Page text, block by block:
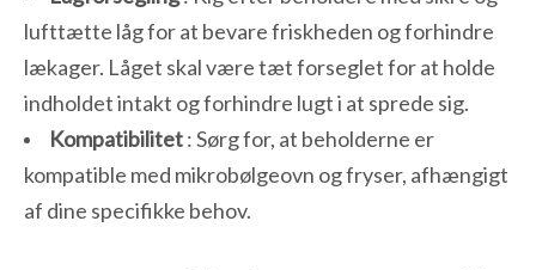
lufttætte låg for at bevare friskheden og forhindre
lækager. Låget skal være tæt forseglet for at holde
indholdet intakt og forhindre lugt i at sprede sig.
Kompatibilitet: Sørg for, at beholderne er
kompatible med mikrobølgeovn og fryser, afhængigt
af dine specifikke behov.